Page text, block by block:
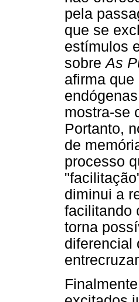
pela
que se
estímulos
sobreAs
afirma
mostra-se
Portanto,
de
processo
diminui a
facilitando
torna
diferencial